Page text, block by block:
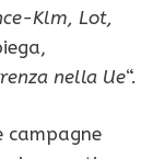
Klm, Lot,
nella Ue“.
campagne